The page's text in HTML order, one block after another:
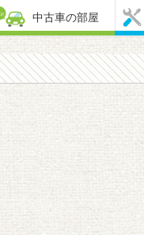
中古車の部屋